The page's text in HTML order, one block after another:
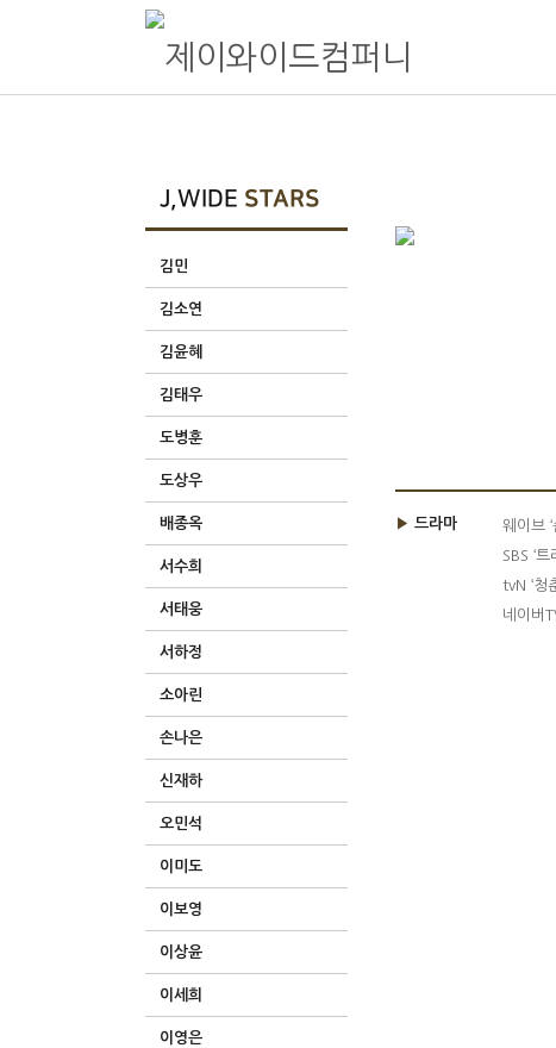
J,WIDE STARS
김민
김소연
김윤혜
김태우
도병훈
도상우
배종옥
서수희
서태웅
서하정
소아린
손나은
신재하
오민석
이미도
이보영
이상윤
이세희
이영은
▶ 드라마
웨이브
SBS ‘
tvN ‘청
네이버